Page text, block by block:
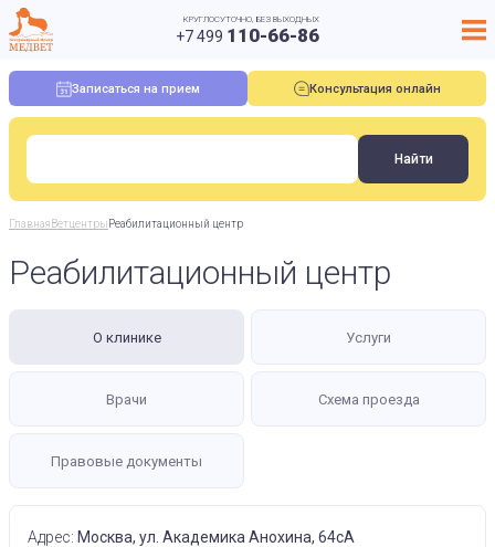
КРУГЛОСУТОЧНО, БЕЗ ВЫХОДНЫХ
+7 499 110-66-86
Записаться на прием Консультация онлайн
Главная ВетцентрыРеабилитационный центр
Реабилитационный центр
О клинике Услуги
Врачи Схема проезда
Правовые документы
Адрес: Москва, ул. Академика Анохина, 64сА